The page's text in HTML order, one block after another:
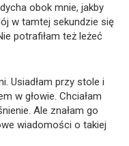
obok mnie, jakby
w tamtej sekundzie się
potrafiłam też leżeć
Usiadłam przy stole i
w głowie. Chciałam
Ale znałam go
wiadomości o takiej